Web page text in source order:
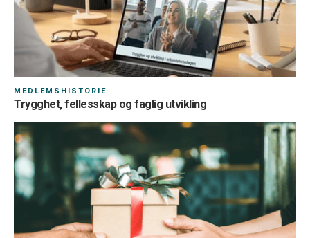
MEDLEMSHISTORIE
Trygghet, fellesskap og faglig utvikling